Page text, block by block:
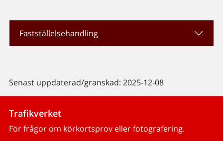
Fastställelsehandling
Senast uppdaterad/granskad: 2025-12-08
Trafikverket
För frågor om körkortsprov eller fotografering.